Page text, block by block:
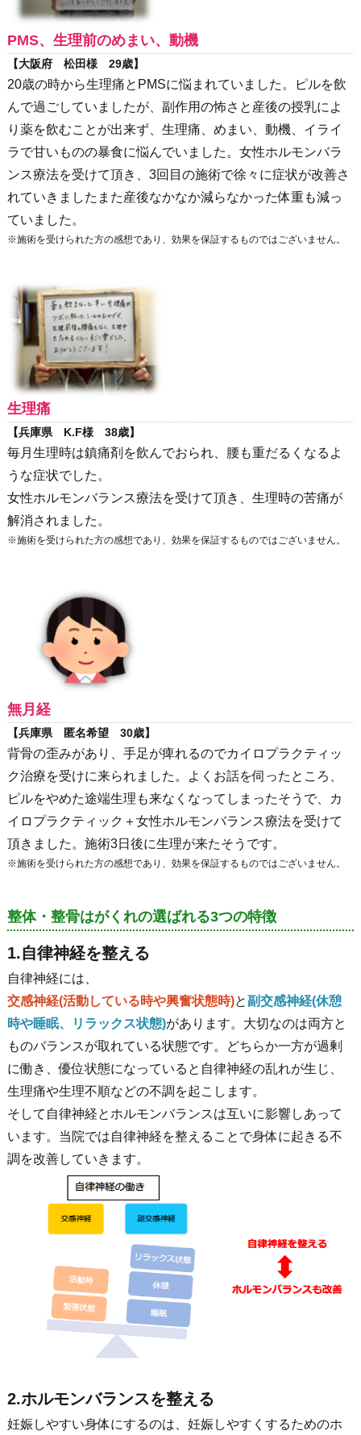
PMS、生理前のめまい、動機
【大阪府 松田様 29歳】
20歳の時から生理痛とPMSに悩まれていました。ピルを飲
んで過ごしていましたが、副作用の怖さと産後の授乳によ
り薬を飲むことが出来ず、生理痛、めまい、動機、イライ
ラで甘いものの暴食に悩んでいました。女性ホルモンバラ
ンス療法を受けて頂き、3回目の施術で徐々に症状が改善さ
れていきましたまた産後なかなか減らなかった体重も減っ
ていました。
※施術を受けられた方の感想であり、効果を保証するものではございません。
生理痛
【兵庫県 K.F様 38歳】
毎月生理時は鎮痛剤を飲んでおられ、腰も重だるくなるよ
うな症状でした。
女性ホルモンバランス療法を受けて頂き、生理時の苦痛が
解消されました。
※施術を受けられた方の感想であり、効果を保証するものではございません。
無月経
【兵庫県 匿名希望 30歳】
背骨の歪みがあり、手足が痺れるのでカイロプラクティッ
ク治療を受けに来られました。よくお話を伺ったところ、
ピルをやめた途端生理も来なくなってしまったそうで、カ
イロプラクティック＋女性ホルモンバランス療法を受けて
頂きました。施術3日後に生理が来たそうです。
※施術を受けられた方の感想であり、効果を保証するものではございません。
整体・整骨はがくれの選ばれる3つの特徴
1.自律神経を整える
自律神経には、
交感神経(活動している時や興奮状態時)と副交感神経(休憩
時や睡眠、リラックス状態)があります。大切なのは両方と
ものバランスが取れている状態です。どちらか一方が過剰
に働き、優位状態になっていると自律神経の乱れが生じ、
生理痛や生理不順などの不調を起こします。
そして自律神経とホルモンバランスは互いに影響しあって
います。当院では自律神経を整えることで身体に起きる不
調を改善していきます。
2.ホルモンバランスを整える
妊娠しやすい身体にするのは、妊娠しやすくするためのホ